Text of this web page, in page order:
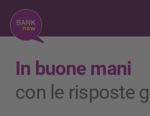
In buone mani
con le risposte